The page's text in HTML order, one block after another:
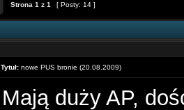
Strona 1 z 1 [ Posty: 14 ]
Tytuł: nowe PUS bronie (20.08.2009)
Mają duży AP,